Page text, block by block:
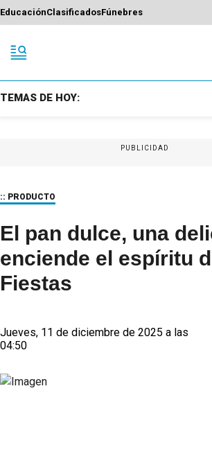
EducaciónClasificadosFúnebres
TEMAS DE HOY:
PUBLICIDAD
:: PRODUCTO
El pan dulce, una
enciende el espíritu
Fiestas
Jueves, 11 de diciembre de 2025 a las
04:50